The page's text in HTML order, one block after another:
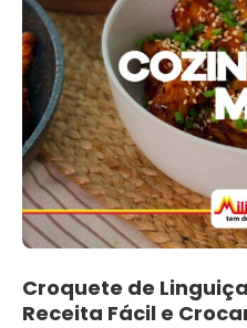
Croquete de
Receita Fácil e